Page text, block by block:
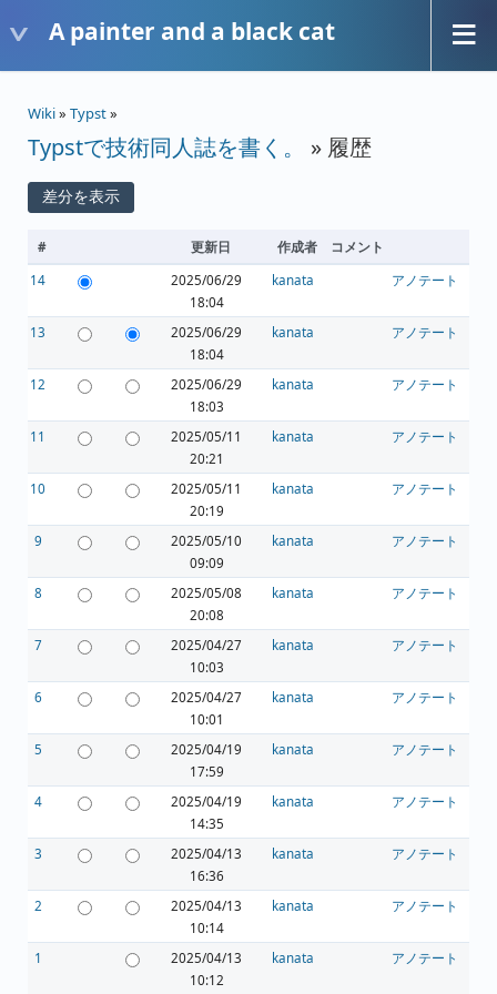
A painter and a black cat
Wiki» Typst»
Typstで技術同人誌を書く。 » 履歴
# 更新日 作成者
コメント
14
2025/06/29
18:04
kanata アノテート
13
2025/06/29
18:04
kanata アノテート
12
2025/06/29
18:03
kanata アノテート
11
2025/05/11
20:21
kanata アノテート
10
2025/05/11
20:19
kanata アノテート
9
2025/05/10
09:09
kanata アノテート
8
2025/05/08
20:08
kanata アノテート
7
2025/04/27
10:03
kanata アノテート
6
2025/04/27
10:01
kanata アノテート
5
2025/04/19
17:59
kanata アノテート
4
2025/04/19
14:35
kanata アノテート
3
2025/04/13
16:36
kanata アノテート
2
2025/04/13
10:14
kanata アノテート
1
2025/04/13
10:12
kanata アノテート